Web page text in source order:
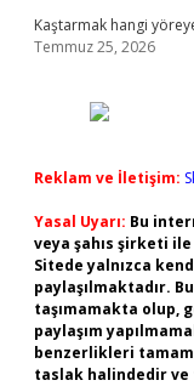
Kaştarmak hangi
Temmuz 25, 2026
Reklam ve İletişim:
Yasal Uyarı: Bu
veya şahıs şirketi
Sitede yalnızca
paylaşılmaktadır.
taşımamakta olup,
paylaşım
benzerlikleri
taslak halindedir ve